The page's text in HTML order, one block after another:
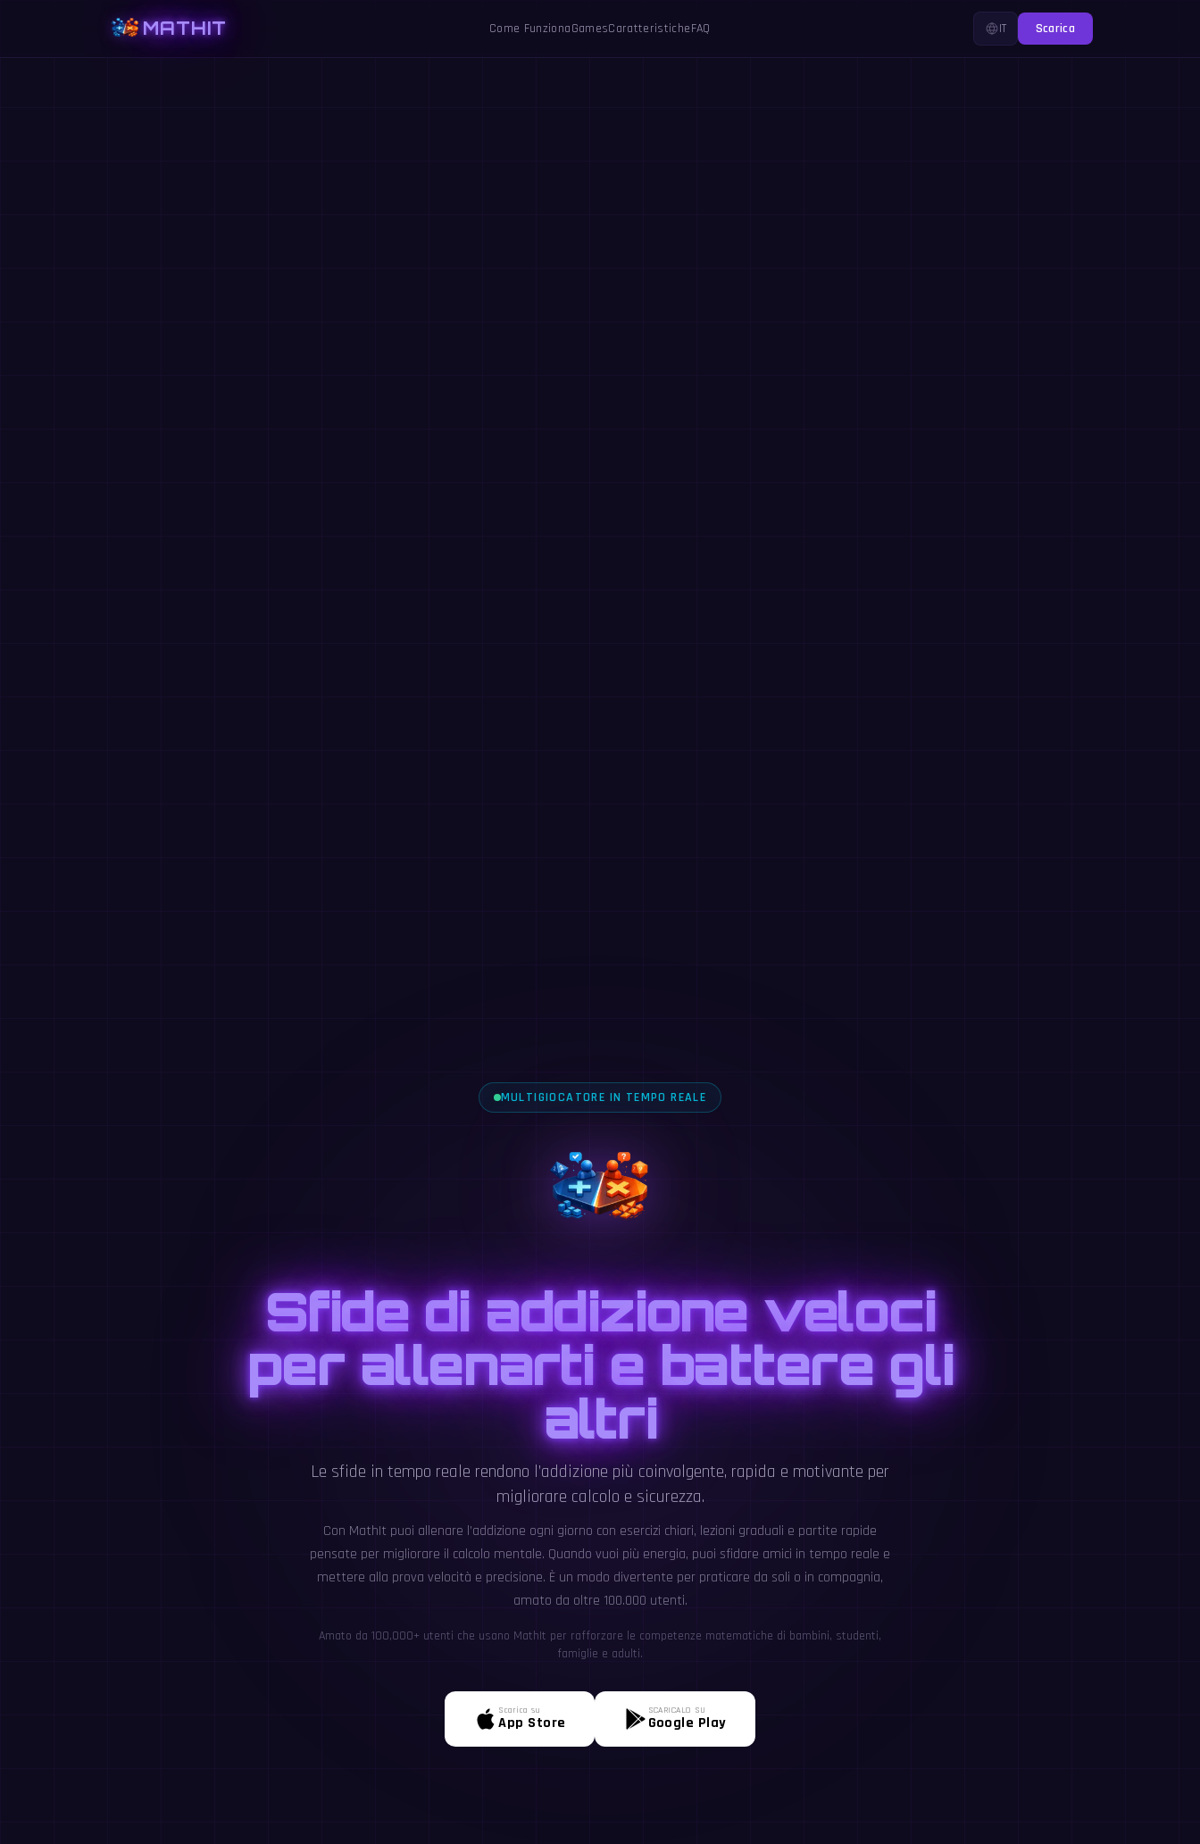
MATHIT Come FunzionaGamesCaratteristicheFAQ IT Scarica
MULTIGIOCATORE IN TEMPO REALE
Sfide di addizione veloci
per allenarti e battere gli
altri
Le sfide in tempo reale rendono l’addizione più coinvolgente, rapida e motivante per
migliorare calcolo e sicurezza.
Con MathIt puoi allenare l’addizione ogni giorno con esercizi chiari, lezioni graduali e partite rapide
pensate per migliorare il calcolo mentale. Quando vuoi più energia, puoi sfidare amici in tempo reale e
mettere alla prova velocità e precisione. È un modo divertente per praticare da soli o in compagnia,
amato da oltre 100.000 utenti.
Amato da 100,000+ utenti che usano MathIt per rafforzare le competenze matematiche di bambini, studenti,
famiglie e adulti.
Scarica su
App Store
SCARICALO SU
Google Play